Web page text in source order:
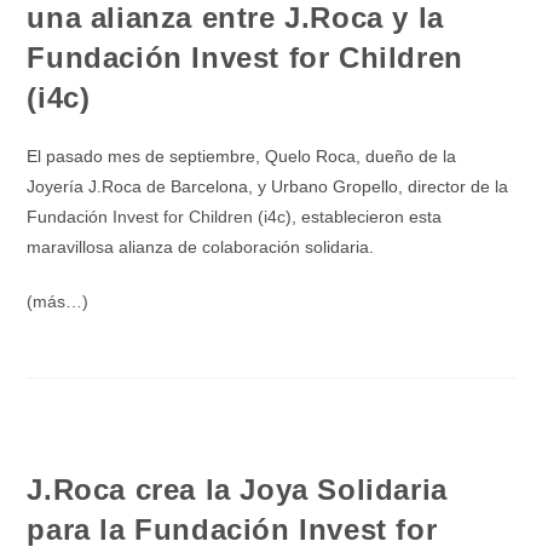
una alianza entre J.Roca y la
Fundación Invest for Children
(i4c)
El pasado mes de septiembre, Quelo Roca, dueño de la
Joyería J.Roca de Barcelona, y Urbano Gropello, director de la
Fundación Invest for Children (i4c), establecieron esta
maravillosa alianza de colaboración solidaria.
(más…)
J.Roca crea la Joya Solidaria
para la Fundación Invest for